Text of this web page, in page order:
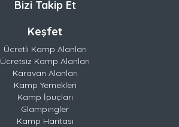
Bizi Takip Et
Keşfet
Ücretli Kamp Alanları
Ücretsiz Kamp Alanları
Karavan Alanları
Kamp Yemekleri
Kamp İpuçları
Glampingler
Kamp Haritası